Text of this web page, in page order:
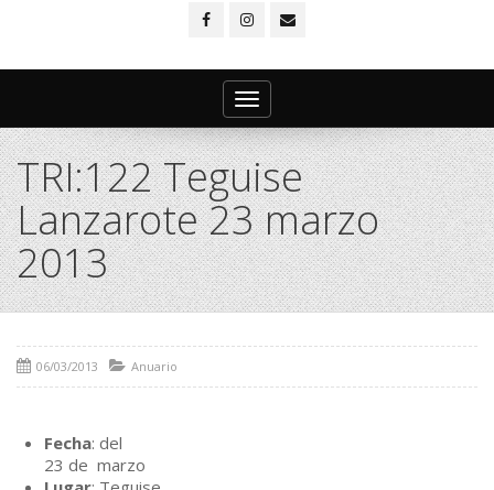
Toggle
navigation
TRI:122 Teguise
Lanzarote 23 marzo
2013
06/03/2013 Anuario
Fecha: del
23 de marzo